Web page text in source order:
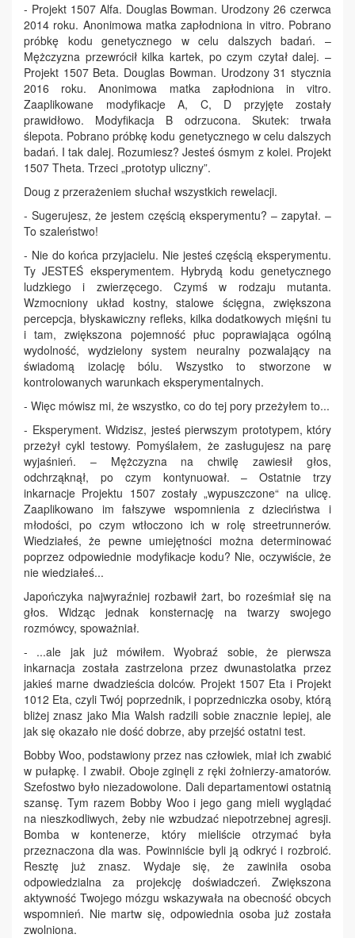
- Projekt 1507 Alfa. Douglas Bowman. Urodzony 26 czerwca
2014 roku. Anonimowa matka zapłodniona in vitro. Pobrano
próbkę kodu genetycznego w celu dalszych badań. –
Mężczyzna przewrócił kilka kartek, po czym czytał dalej. –
Projekt 1507 Beta. Douglas Bowman. Urodzony 31 stycznia
2016 roku. Anonimowa matka zapłodniona in vitro.
Zaaplikowane modyfikacje A, C, D przyjęte zostały
prawidłowo. Modyfikacja B odrzucona. Skutek: trwała
ślepota. Pobrano próbkę kodu genetycznego w celu dalszych
badań. I tak dalej. Rozumiesz? Jesteś ósmym z kolei. Projekt
1507 Theta. Trzeci „prototyp uliczny”.
Doug z przerażeniem słuchał wszystkich rewelacji.
- Sugerujesz, że jestem częścią eksperymentu? – zapytał. –
To szaleństwo!
- Nie do końca przyjacielu. Nie jesteś częścią eksperymentu.
Ty JESTEŚ eksperymentem. Hybrydą kodu genetycznego
ludzkiego i zwierzęcego. Czymś w rodzaju mutanta.
Wzmocniony układ kostny, stalowe ścięgna, zwiększona
percepcja, błyskawiczny refleks, kilka dodatkowych mięśni tu
i tam, zwiększona pojemność płuc poprawiająca ogólną
wydolność, wydzielony system neuralny pozwalający na
świadomą izolację bólu. Wszystko to stworzone w
kontrolowanych warunkach eksperymentalnych.
- Więc mówisz mi, że wszystko, co do tej pory przeżyłem to...
- Eksperyment. Widzisz, jesteś pierwszym prototypem, który
przeżył cykl testowy. Pomyślałem, że zasługujesz na parę
wyjaśnień. – Mężczyzna na chwilę zawiesił głos,
odchrząknął, po czym kontynuował. – Ostatnie trzy
inkarnacje Projektu 1507 zostały „wypuszczone“ na ulicę.
Zaaplikowano im fałszywe wspomnienia z dzieciństwa i
młodości, po czym wtłoczono ich w rolę streetrunnerów.
Wiedziałeś, że pewne umiejętności można determinować
poprzez odpowiednie modyfikacje kodu? Nie, oczywiście, że
nie wiedziałeś...
Japończyka najwyraźniej rozbawił żart, bo roześmiał się na
głos. Widząc jednak konsternację na twarzy swojego
rozmówcy, spoważniał.
- ...ale jak już mówiłem. Wyobraź sobie, że pierwsza
inkarnacja została zastrzelona przez dwunastolatka przez
jakieś marne dwadzieścia dolców. Projekt 1507 Eta i Projekt
1012 Eta, czyli Twój poprzednik, i poprzedniczka osoby, którą
bliżej znasz jako Mia Walsh radzili sobie znacznie lepiej, ale
jak się okazało nie dość dobrze, aby przejść ostatni test.
Bobby Woo, podstawiony przez nas człowiek, miał ich zwabić
w pułapkę. I zwabił. Oboje zginęli z ręki żołnierzy-amatorów.
Szefostwo było niezadowolone. Dali departamentowi ostatnią
szansę. Tym razem Bobby Woo i jego gang mieli wyglądać
na nieszkodliwych, żeby nie wzbudzać niepotrzebnej agresji.
Bomba w kontenerze, który mieliście otrzymać była
przeznaczona dla was. Powinniście byli ją odkryć i rozbroić.
Resztę już znasz. Wydaje się, że zawiniła osoba
odpowiedzialna za projekcję doświadczeń. Zwiększona
aktywność Twojego mózgu wskazywała na obecność obcych
wspomnień. Nie martw się, odpowiednia osoba już została
zwolniona.